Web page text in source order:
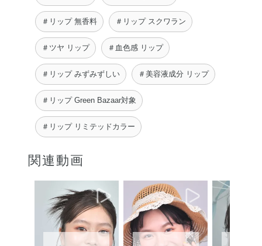
＃リップ 無香料 ＃リップ スクワラン
＃ツヤ リップ ＃血色感 リップ
＃リップ みずみずしい ＃美容液成分 リップ
＃リップ Green Bazaar対象
＃リップ リミテッドカラー
関連動画